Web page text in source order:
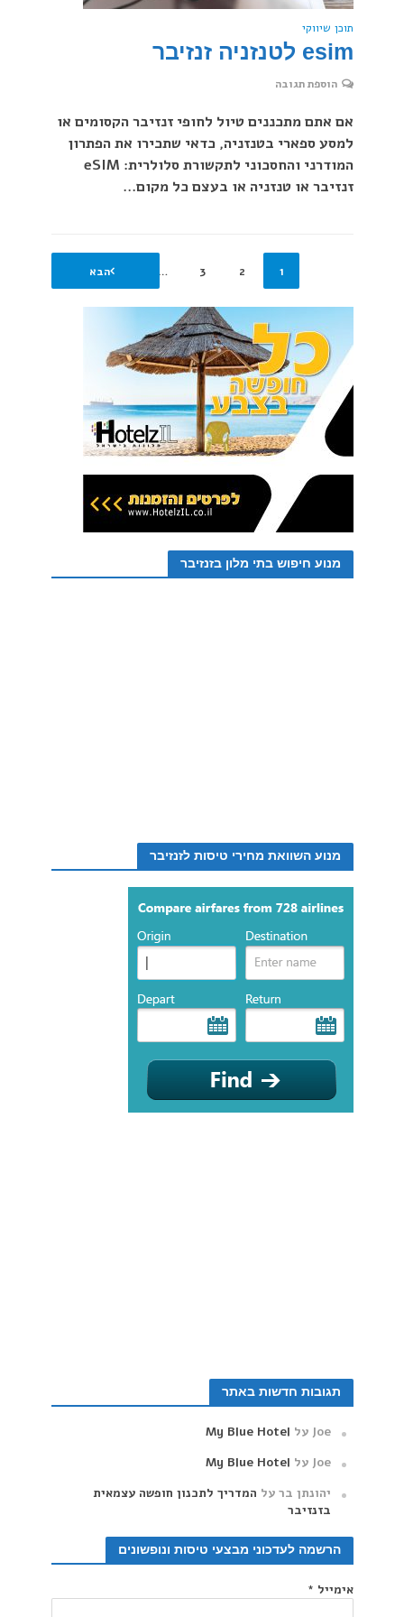
תוכן שיווקי
esim לטנזניה זנזיבר
הוספת תגובה
אם אתם מתכננים טיול לחופי זנזיבר הקסומים או
למסע ספארי בטנזניה, כדאי שתכירו את הפתרון
המודרני והחסכוני לתקשורת סלולרית: eSIM
זנזיבר או טנזניה או בעצם כל מקום...
1
2
3
… הבא
מנוע חיפוש בתי מלון בזנזיבר
מנוע השוואת מחירי טיסות לזנזיבר
תגובות חדשות באתר
Joe על My Blue Hotel
Joe על My Blue Hotel
‫יהונתן בר על המדריך לתכנון חופשה עצמאית
בזנזיבר
הרשמה לעדכוני מבצעי טיסות ונופשונים
אימייל *